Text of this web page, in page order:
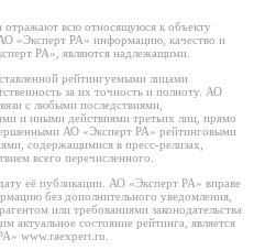
всю относящуюся к объекту
«Эксперт РА» информацию, качество и
РА», являются надлежащими.
рейтингуемыми лицами
за их точность и полноту. АО
с любыми последствиями,
и иными действиями третьих лиц, прямо
АО «Эксперт РА» рейтинговыми
содержащимися в пресс-релизах,
всего перечисленного.
её публикации. АО «Эксперт РА» вправе
без дополнительного уведомления,
или требованиями законодательства
состояние рейтинга, является
www.raexpert.ru.